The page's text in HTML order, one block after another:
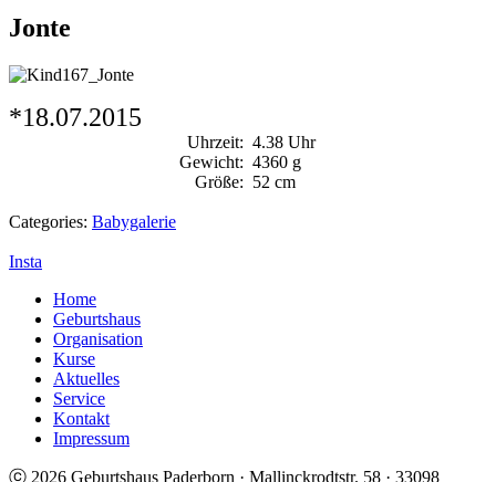
Jonte
*18.07.2015
Uhrzeit: 4.38 Uhr
Gewicht: 4360 g
Größe: 52 cm
Categories: Babygalerie
Insta
Home
Geburtshaus
Organisation
Kurse
Aktuelles
Service
Kontakt
Impressum
ⓒ 2026 Geburtshaus Paderborn · Mallinckrodtstr. 58 · 33098